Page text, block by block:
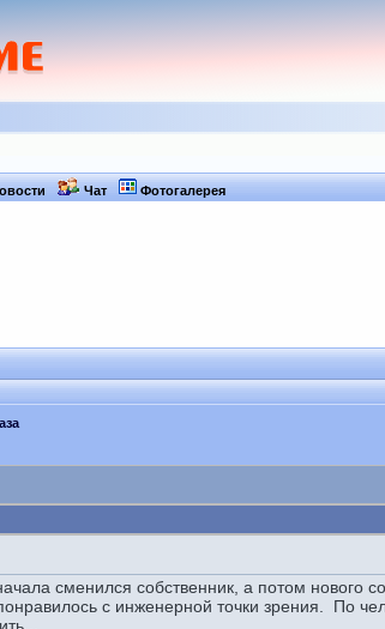
Чат Фотогалерея
сменился собственник, а потом
с инженерной точки зрения. По